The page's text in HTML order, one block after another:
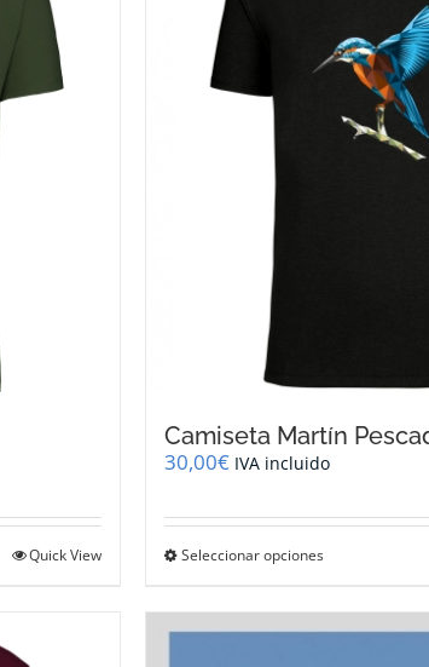
se
pueden
elegir
en
Quick View
Camiseta Martín
30,00€ IVA incluido
Seleccionar opcionesEste
múltiples